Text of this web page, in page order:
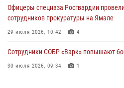
Офицеры спецназа Росгвардии
сотрудников прокуратуры на Ямале
29 июля 2026, 10:42 4
Сотрудники СОБР «Варк» повышают
30 июля 2026, 09:34 1